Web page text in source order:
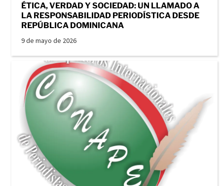
ÉTICA, VERDAD Y SOCIEDAD: UN LLAMADO A
LA RESPONSABILIDAD PERIODÍSTICA DESDE
REPÚBLICA DOMINICANA
9 de mayo de 2026